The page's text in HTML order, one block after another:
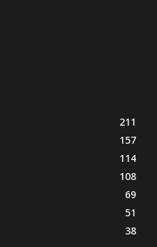
211
157
114
108
69
51
38